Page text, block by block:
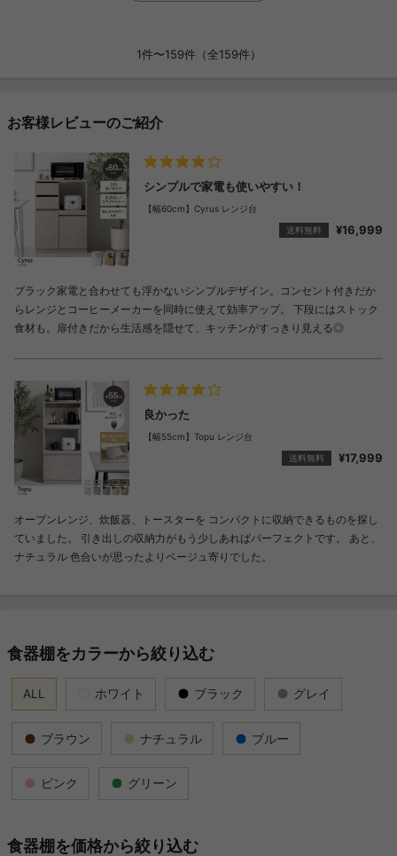
1件〜159件（全159件）
お客様レビューのご紹介
シンプルで家電も使いやすい！
【幅60cm】Cyrus レンジ台
送料無料
¥16,999
ブラック家電と合わせても浮かないシンプルデザイン。コンセント付きだか
らレンジとコーヒーメーカーを同時に使えて効率アップ。 下段にはストック
食材も。扉付きだから生活感を隠せて、キッチンがすっきり見える◎
良かった
【幅55cm】Topu レンジ台
送料無料
¥17,999
オーブンレンジ、炊飯器、トースターを コンパクトに収納できるものを探し
ていました。 引き出しの収納力がもう少しあればパーフェクトです。 あと、
ナチュラル 色合いが思ったよりベージュ寄りでした。
食器棚をカラーから絞り込む
ALL ホワイト ブラック グレイ
ブラウン ナチュラル ブルー
ピンク グリーン
食器棚を価格から絞り込む